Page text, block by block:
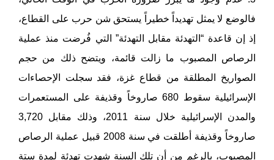
فالوضع لا يمثل تهديداً خطيراً يستحق شن حرب على القطاع،
إذ إن قاعدة “التهدئة مقابل التهدئة” التي فُرضت منذ عملية
الرصاص المصبوب ما زالت قائمة، ويتضح ذلك من حجم
الصواريخ المطلقة من قطاع غزة، فقد سجلت الإحصاءات
الإسرائيلية سقوط 680 صاروخاً وقذيفة على المستعمرات
والمدن الإسرائيلية خلال سنة 2011، وذلك مقابل 3,720
صاروخاً وقذيفة أطلقت في سنة 2008 قبيل عملية الرصاص
المصبوب، بالرغم من أن تلك السنة شهدت تهدئة لمدة ستة